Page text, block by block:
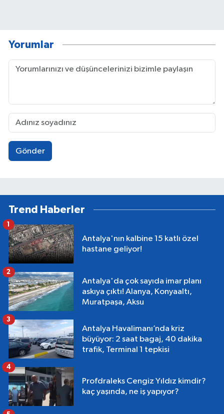
Yorumlar
Gönder
Trend Haberler
Antalya'nın kalbine 15 katlı özel
hastane geliyor!
1
Antalya'da çok sayıda imar planı
askıya çıktı! Alanya, Konyaaltı,
Muratpaşa, Aksu
2
Antalya Havalimanı’nda kriz
büyüyor: 2 saat bagaj, 40 dakika
trafik, Terminal 1 tepkisi
3
Profdraleks Cengiz Yıldız kimdir?
kaç yaşında, ne iş yapıyor?
4